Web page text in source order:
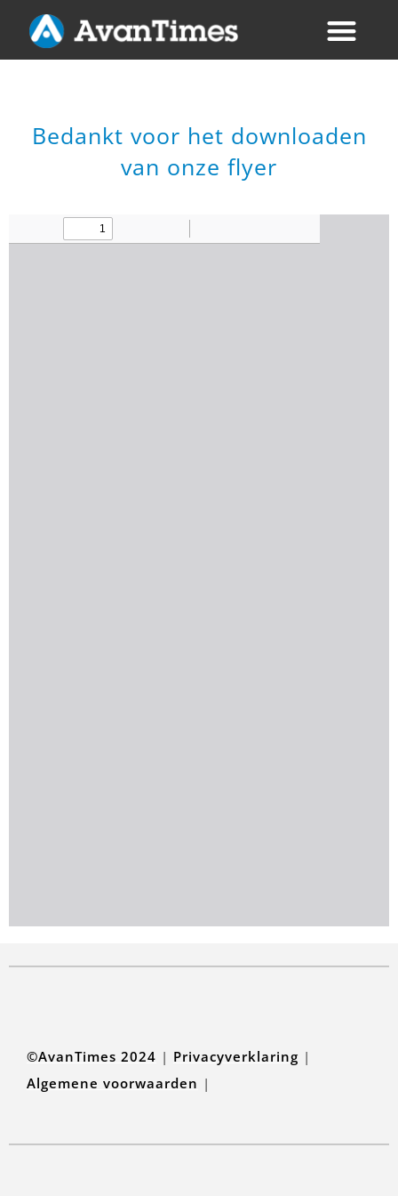
Bedankt voor het downloaden
van onze flyer
©AvanTimes 2024 | Privacyverklaring |
Algemene voorwaarden |